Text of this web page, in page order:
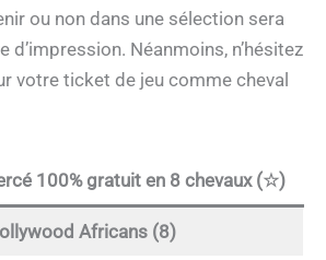
ou non dans une sélection sera
d’impression. Néanmoins, n’hésitez
votre ticket de jeu comme cheval
100% gratuit en 8 chevaux (☆)
Africans (8)